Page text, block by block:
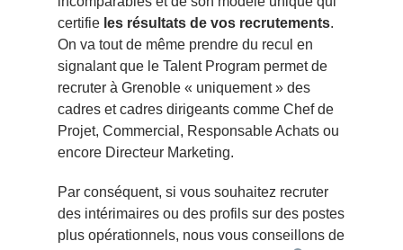
certifie les résultats de vos recrutements.
On va tout de même prendre du recul en
signalant que le Talent Program permet de
recruter à Grenoble « uniquement » des
cadres etcadres dirigeants comme Chef de
Projet, Commercial, Responsable Achats ou
encore Directeur Marketing.
Par conséquent, si vous souhaitez recruter
des intérimaires ou des profils sur des postes
plus opérationnels, nous vous conseillons de